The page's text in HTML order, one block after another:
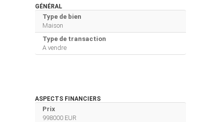
GÉNÉRAL
Type de bien
Maison
Type de transaction
A vendre
ASPECTS FINANCIERS
Prix
998000 EUR